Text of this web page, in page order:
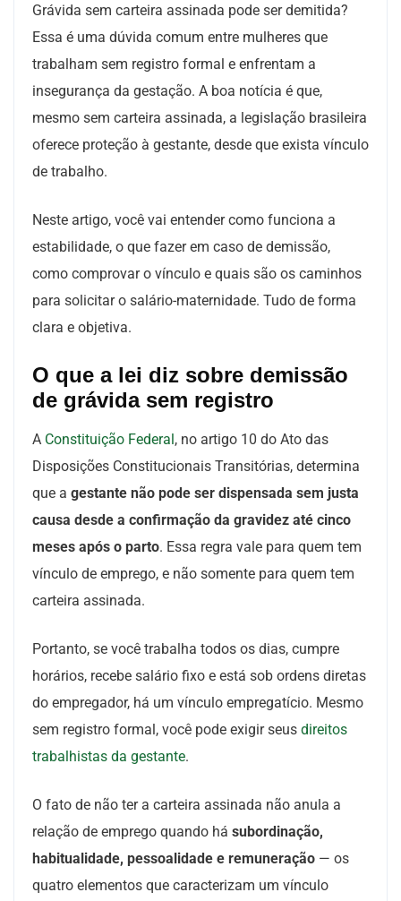
Grávida sem carteira assinada pode ser demitida?
Essa é uma dúvida comum entre mulheres que
trabalham sem registro formal e enfrentam a
insegurança da gestação. A boa notícia é que,
mesmo sem carteira assinada, a legislação brasileira
oferece proteção à gestante, desde que exista vínculo
de trabalho.
Neste artigo, você vai entender como funciona a
estabilidade, o que fazer em caso de demissão,
como comprovar o vínculo e quais são os caminhos
para solicitar o salário-maternidade. Tudo de forma
clara e objetiva.
O que a lei diz sobre demissão
de grávida sem registro
A Constituição Federal, no artigo 10 do Ato das
Disposições Constitucionais Transitórias, determina
que a gestante não pode ser dispensada sem justa
causa desde a confirmação da gravidez até cinco
meses após o parto. Essa regra vale para quem tem
vínculo de emprego, e não somente para quem tem
carteira assinada.
Portanto, se você trabalha todos os dias, cumpre
horários, recebe salário fixo e está sob ordens diretas
do empregador, há um vínculo empregatício. Mesmo
sem registro formal, você pode exigir seus direitos
trabalhistas da gestante.
O fato de não ter a carteira assinada não anula a
relação de emprego quando há subordinação,
habitualidade, pessoalidade e remuneração — os
quatro elementos que caracterizam um vínculo